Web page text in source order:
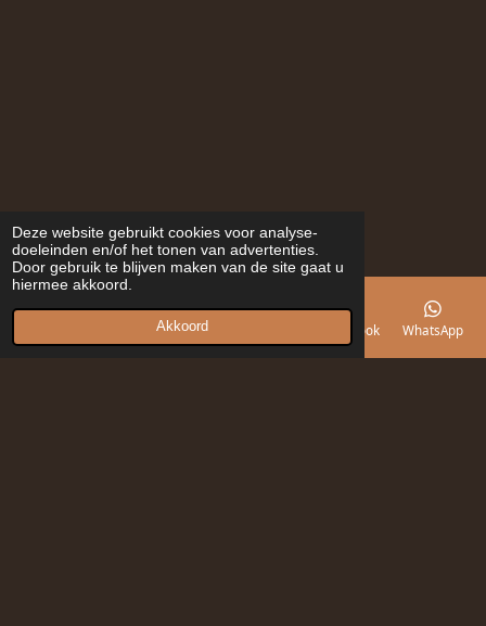
Deze website gebruikt cookies voor analyse-
doeleinden en/of het tonen van advertenties.
Door gebruik te blijven maken van de site gaat u
hiermee akkoord.
Akkoord
Telefoonnummer Facebook WhatsApp